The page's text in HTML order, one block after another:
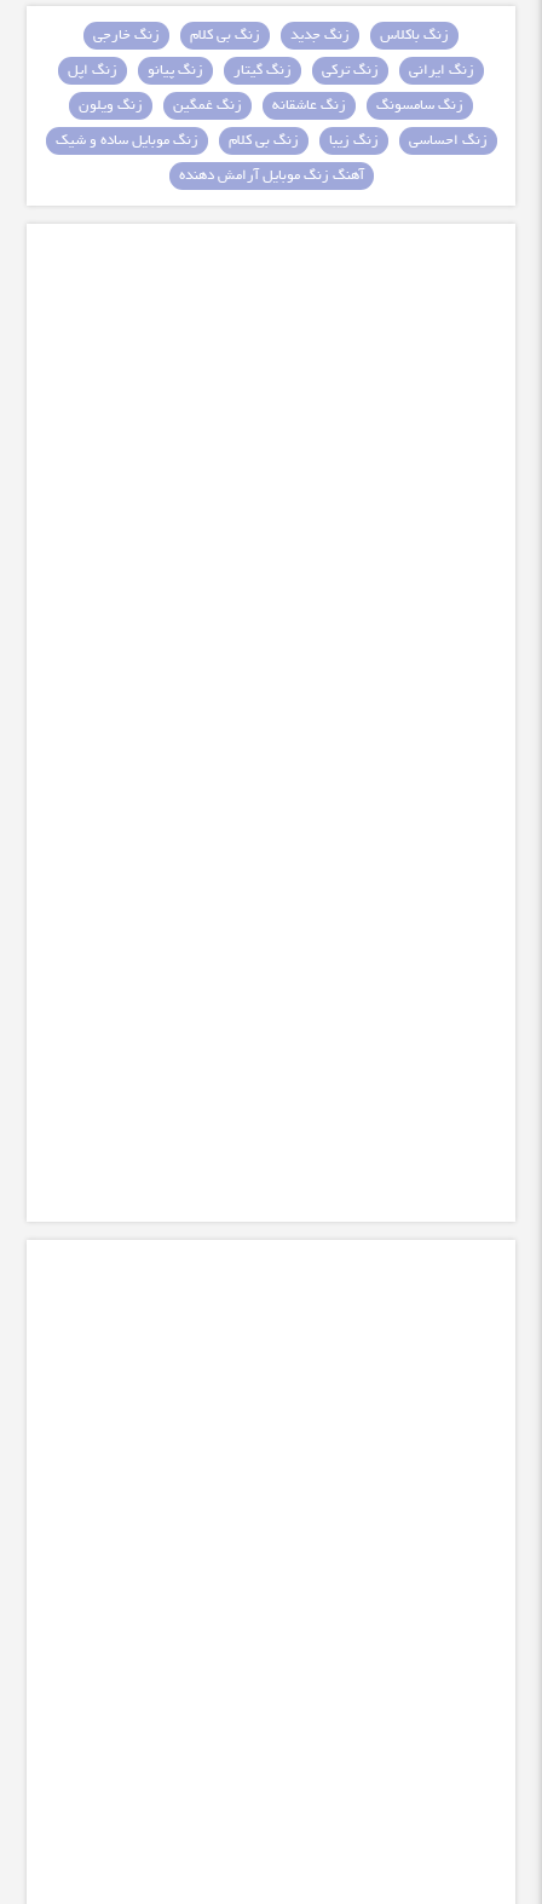
زنگ باکلاس زنگ جدید زنگ بی کلام
زنگ خارجی
زنگ ایرانی
زنگ ترکی زنگ گیتار زنگ پیانو
زنگ اپل
زنگ سامسونگ
زنگ عاشقانه زنگ غمگین
زنگ ویلون
زنگ احساسی
زنگ زیبا زنگ بی کلام
زنگ موبایل ساده و شیک
آهنگ زنگ موبایل آرامش دهنده